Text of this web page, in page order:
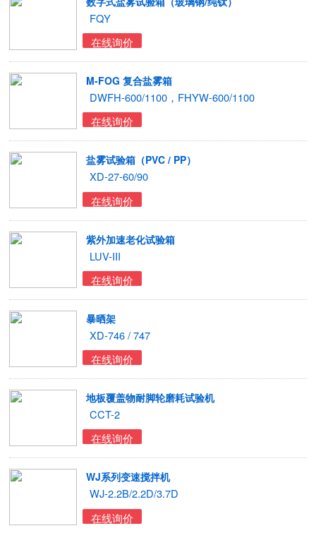
FQY
在线询价
M-FOG 复合盐雾箱
DWFH-600/1100，FHYW-600/1100
在线询价
盐雾试验箱（PVC / PP）
XD-27-60/90
在线询价
紫外加速老化试验箱
LUV-III
在线询价
暴晒架
XD-746 / 747
在线询价
地板覆盖物耐脚轮磨耗试验机
CCT-2
在线询价
WJ系列变速搅拌机
WJ-2.2B/2.2D/3.7D
在线询价